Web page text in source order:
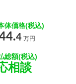
体価格(税込)
4 万円
総額(税込)
相談